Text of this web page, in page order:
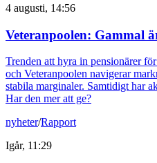
4 augusti, 14:56
Veteranpoolen: Gammal
Trenden att hyra in pensionärer
och Veteranpoolen navigerar
stabila marginaler. Samtidigt har
Har den mer att ge?
nyheter/Rapport
Igår, 11:29